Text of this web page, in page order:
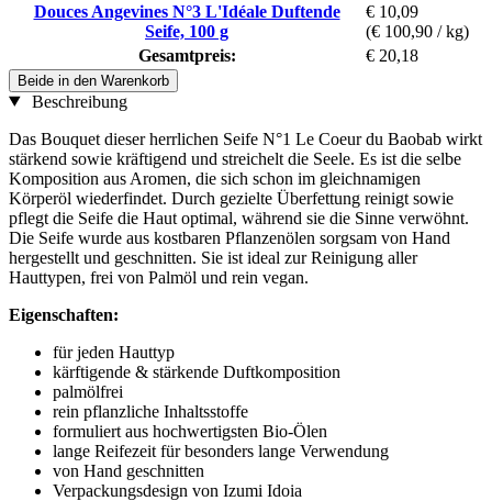
Douces Angevines N°3 L'Idéale Duftende
Seife, 100 g
€ 10,09
(€ 100,90 / kg)
Gesamtpreis:
€ 20,18
Beide in den Warenkorb
Beschreibung
Das Bouquet dieser herrlichen Seife N°1 Le Coeur du Baobab wirkt
stärkend sowie kräftigend und streichelt die Seele. Es ist die selbe
Komposition aus Aromen, die sich schon im gleichnamigen
Körperöl wiederfindet. Durch gezielte Überfettung reinigt sowie
pflegt die Seife die Haut optimal, während sie die Sinne verwöhnt.
Die Seife wurde aus kostbaren Pflanzenölen sorgsam von Hand
hergestellt und geschnitten. Sie ist ideal zur Reinigung aller
Hauttypen, frei von Palmöl und rein vegan.
Eigenschaften:
für jeden Hauttyp
kärftigende & stärkende Duftkomposition
palmölfrei
rein pflanzliche Inhaltsstoffe
formuliert aus hochwertigsten Bio-Ölen
lange Reifezeit für besonders lange Verwendung
von Hand geschnitten
Verpackungsdesign von Izumi Idoia